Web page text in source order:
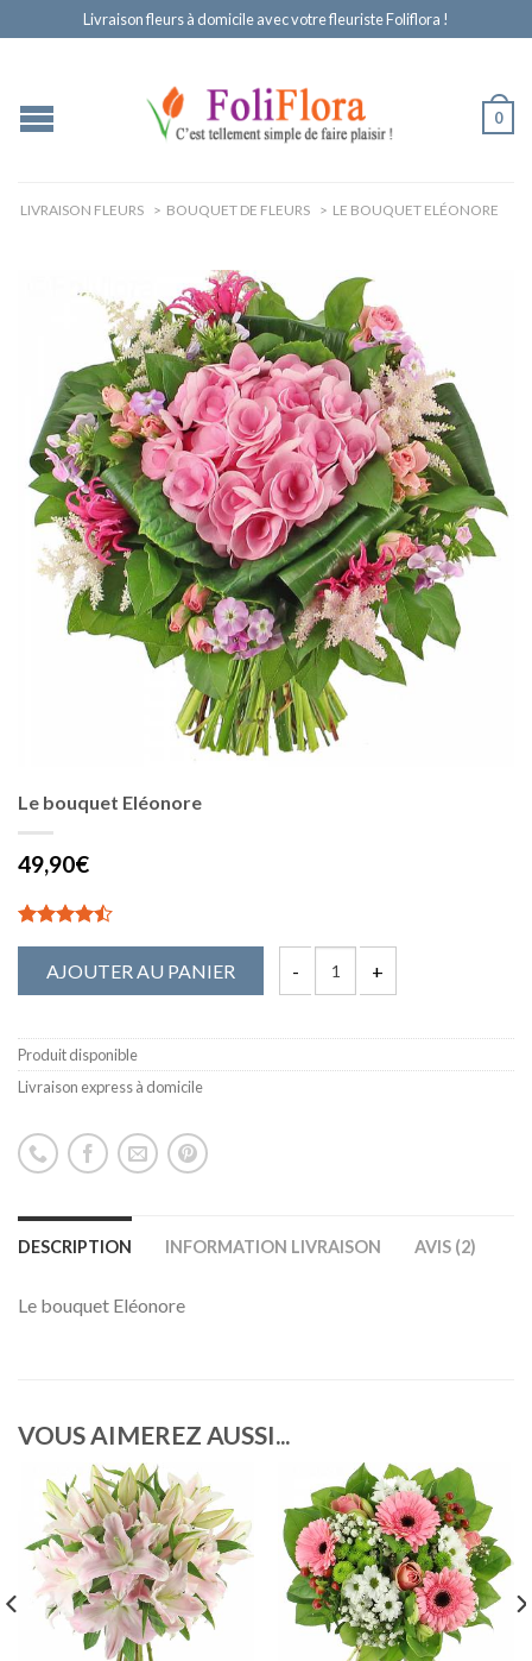
Livraison fleurs à domicile avec votre fleuriste Foliflora !
0
LIVRAISON FLEURS > BOUQUET DE FLEURS > LE BOUQUET ELÉONORE
Le bouquet Eléonore
49,90€
AJOUTER AU PANIER
Produit disponible
Livraison express à domicile
DESCRIPTION INFORMATION LIVRAISON AVIS (2)
Le bouquet Eléonore
VOUS AIMEREZ AUSSI...